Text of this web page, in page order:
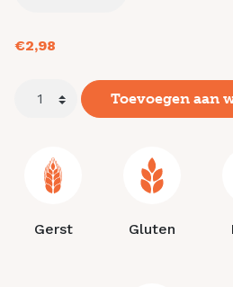
€2,98
Toevoegen aan
Gerst Gluten